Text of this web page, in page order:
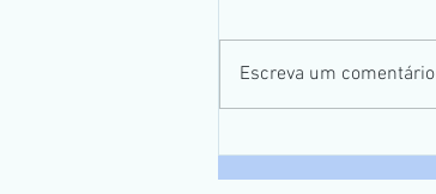
Escreva um comentário